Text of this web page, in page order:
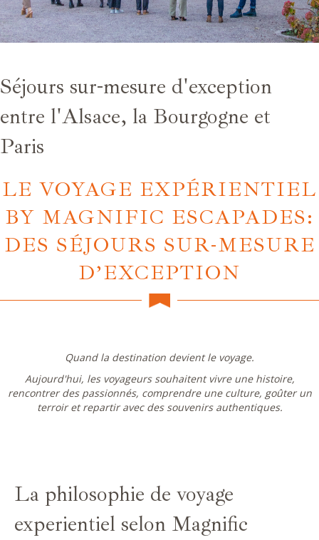
Séjours sur-mesure d'exception
entre l'Alsace, la Bourgogne et
Paris
LE VOYAGE EXPÉRIENTIEL
BY MAGNIFIC ESCAPADES:
DES SÉJOURS SUR-MESURE
D’EXCEPTION
Quand la destination devient le voyage.
Aujourd'hui, les voyageurs souhaitent vivre une histoire,
rencontrer des passionnés, comprendre une culture, goûter un
terroir et repartir avec des souvenirs authentiques.
La philosophie de voyage
experientiel selon Magnific